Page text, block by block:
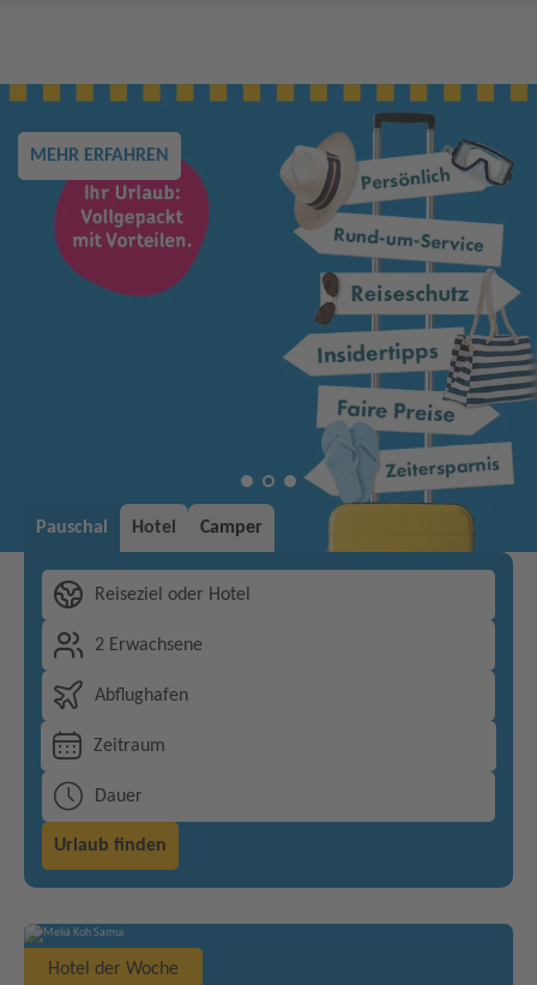
MEHR ERFAHREN
Pauschal Hotel Camper
Reiseziel oder Hotel
2 Erwachsene
Abflughafen
Zeitraum
Dauer
Urlaub finden
Hotel der Woche